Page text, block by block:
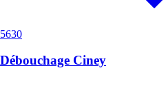
5630
Débouchage Ciney